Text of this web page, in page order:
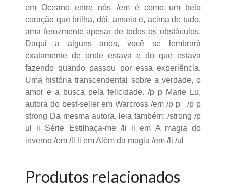
em Oceano entre nós /em é como um belo
coração que brilha, dói, anseia e, acima de tudo,
ama ferozmente apesar de todos os obstáculos.
Daqui a alguns anos, você se lembrará
exatamente de onde estava e do que estava
fazendo quando passou por essa experiência.
Uma história transcendental sobre a verdade, o
amor e a busca pela felicidade. /p p Marie Lu,
autora do best-seller em Warcross /em /p p /p p
strong Da mesma autora, leia também: /strong /p
ul li Série Estilhaça-me /li li em A magia do
inverno /em /li li em Além da magia /em /li /ul
Produtos relacionados